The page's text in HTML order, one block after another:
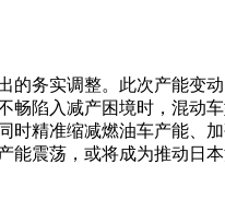
的务实调整。此次产能变
陷入减产困境时，混动
时精准缩减燃油车产能、
能震荡，或将成为推动日